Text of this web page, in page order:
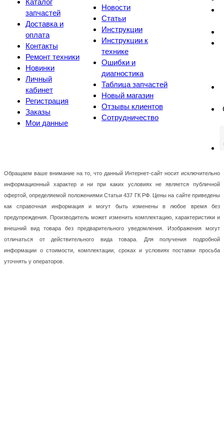
запчастей
Доставка и
оплата
Контакты
Ремонт техники
Новинки
Личный
кабинет
Регистрация
Заказы
Мои данные
Новости
Статьи
Инструкции
Инструкции к
технике
Ошибки и
диагностика
Таблица запчастей
Новый магазин
Отзывы клиентов
Сотрудничество
Обращаем ваше внимание на то, что данный Интернет-сайт носит исключительно
информационный характер и ни при каких условиях не является публичной
офертой, определяемой положениями Статьи 437 ГК РФ. Цены на сайте приведены
как справочная информация и могут быть изменены в любое время без
предупреждения. Производитель может изменить комплектацию, характеристики и
внешний вид товара без предварительного уведомления. Изображения могут
отличаться от действительного вида товара. Для получения подробной
информации о стоимости, комплектации, сроках и условиях поставки просьба
уточнять у операторов.